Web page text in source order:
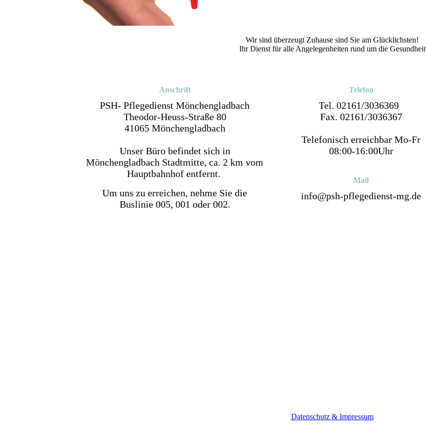
Wir sind überzeugt Zuhause sind Sie am Glücklichsten!
Ihr Dienst für alle Angelegenheiten rund um die Gesundheit
Anschrift Telefon
PSH- Pflegedienst Mönchengladbach
Theodor-Heuss-Straße 80
41065 Mönchengladbach
Unser Büro befindet sich in
Mönchengladbach Stadtmitte, ca. 2 km vom
Hauptbahnhof entfernt.
Um uns zu erreichen, nehme Sie die
Buslinie 005, 001 oder 002.
Tel. 02161/3036369
Fax. 02161/3036367
Telefonisch erreichbar Mo-Fr
08:00-16:00Uhr
Mail
info@psh-pflegedienst-mg.de
Datenschutz & Impressum